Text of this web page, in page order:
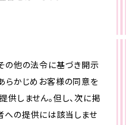
の他の法令に基づき開示
らかじめお客様の同意を
供しません。但し、次に掲
の提供には該当しませ